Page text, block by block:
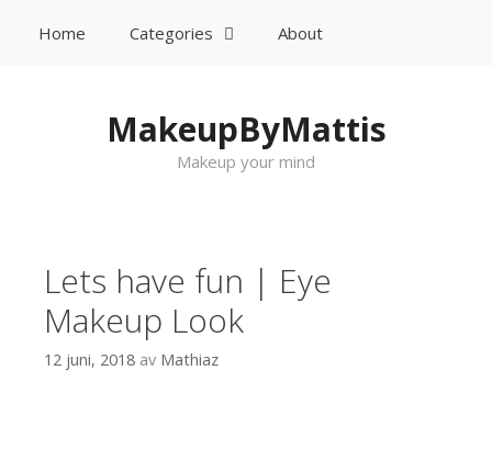
Home Categories
About
MakeupByMattis
Makeup your mind
Lets have fun | Eye
Makeup Look
12 juni, 2018 av Mathiaz